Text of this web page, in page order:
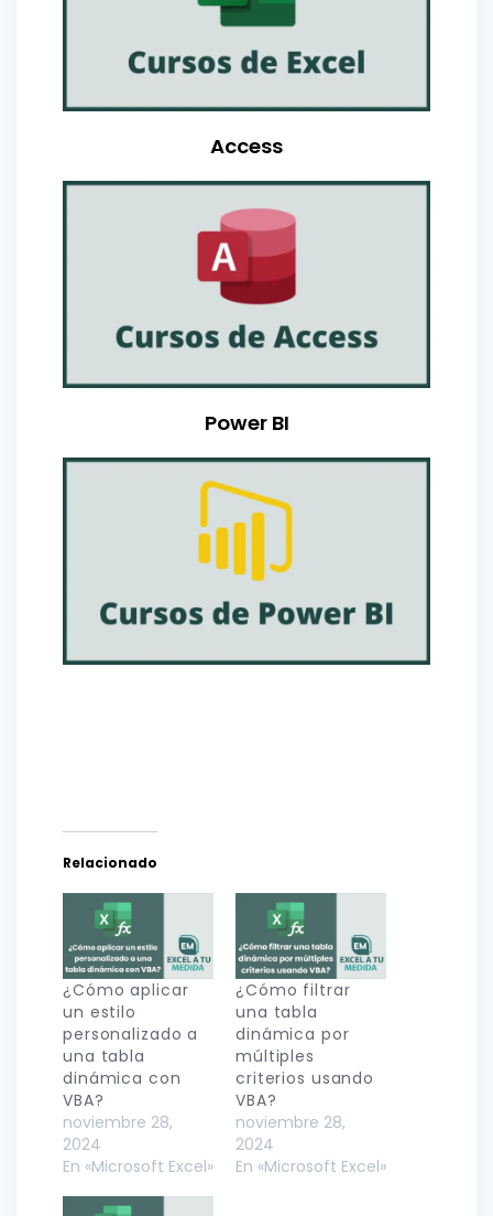
Access
Power BI
Relacionado
¿Cómo aplicar
un estilo
personalizado a
una tabla
dinámica con
VBA?
noviembre 28,
2024
En «Microsoft Excel»
¿Cómo filtrar
una tabla
dinámica por
múltiples
criterios usando
VBA?
noviembre 28,
2024
En «Microsoft Excel»